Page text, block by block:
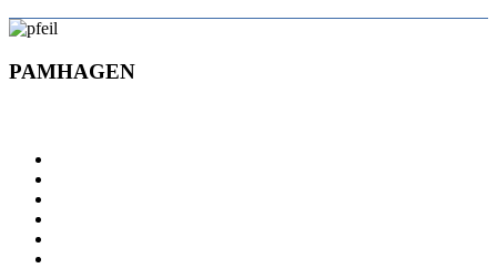
PAMHAGEN